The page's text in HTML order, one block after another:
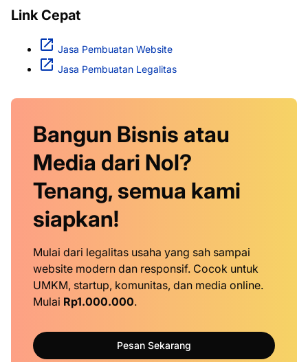
Link Cepat
Jasa Pembuatan Website
Jasa Pembuatan Legalitas
Bangun Bisnis atau
Media dari Nol?
Tenang, semua kami
siapkan!
Mulai dari legalitas usaha yang sah sampai
website modern dan responsif. Cocok untuk
UMKM, startup, komunitas, dan media online.
Mulai Rp1.000.000.
Pesan Sekarang